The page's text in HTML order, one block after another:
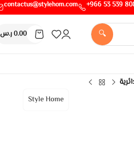
8084
contactus@stylehom.com
🔍
0.00ر.س
Style Home